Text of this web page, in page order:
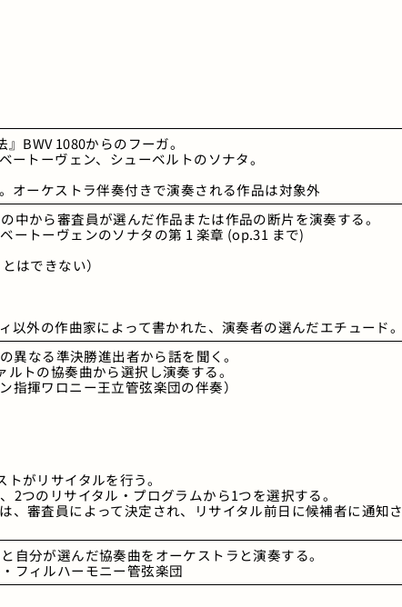
BWV 1080からのフーガ。
ートーヴェン、シューベルトのソナタ。
オーケストラ伴奏付きで演奏される作品は対象外
中から審査員が選んだ作品または作品の断片を演奏する。
ートーヴェンのソナタの第 1 楽章 (op.31 まで)
はできない）
以外の作曲家によって書かれた、演奏者の選んだエチュード。
異なる準決勝進出者から話を聞く。
トの協奏曲から選択し演奏する。
指揮ワロニー王立管弦楽団の伴奏）
がリサイタルを行う。
2つのリサイタル・プログラムから1つを選択する。
、審査員によって決定され、リサイタル前日に候補者に通知さ
自分が選んだ協奏曲をオーケストラと演奏する。
フィルハーモニー管弦楽団